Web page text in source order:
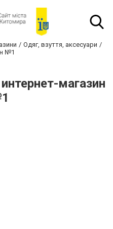
Одяг, взуття, аксесуари
№1
магазин